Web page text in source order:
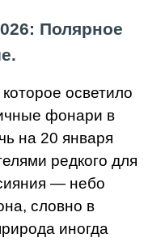
Полярное
осветило
фонари в
на 20 января
редкого для
— небо
словно в
иногда